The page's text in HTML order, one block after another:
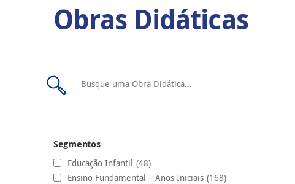
Obras Didáticas
Segmentos
Educação Infantil (48)
Ensino Fundamental – Anos Iniciais (168)